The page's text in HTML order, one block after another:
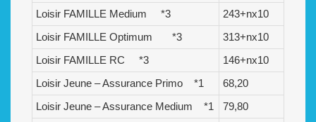
Loisir FAMILLE Medium *3
243+nx10
Loisir FAMILLE Optimum *3
313+nx10
Loisir FAMILLE RC *3
146+nx10
Loisir Jeune – Assurance Primo *1
68,20
Loisir Jeune – Assurance Medium *1
79,80